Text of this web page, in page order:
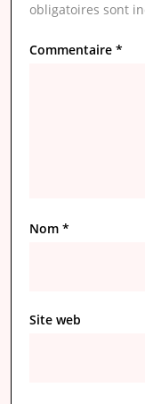
obligatoires sont
Commentaire *
Nom *
Site web